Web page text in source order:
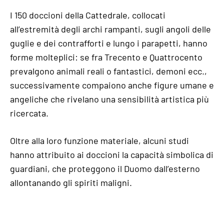
I 150 doccioni della Cattedrale, collocati
all’estremità degli archi rampanti, sugli angoli delle
guglie e dei contrafforti e lungo i parapetti, hanno
forme molteplici: se fra Trecento e Quattrocento
prevalgono animali reali o fantastici, demoni ecc.,
successivamente compaiono anche figure umane e
angeliche che rivelano una sensibilità artistica più
ricercata.
Oltre alla loro funzione materiale, alcuni studi
hanno attribuito ai doccioni la capacità simbolica di
guardiani, che proteggono il Duomo dall’esterno
allontanando gli spiriti maligni.